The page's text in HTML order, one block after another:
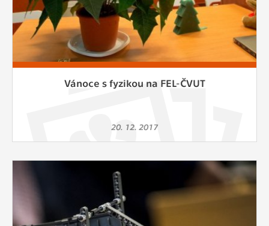
Vánoce s fyzikou na FEL-ČVUT
20. 12. 2017